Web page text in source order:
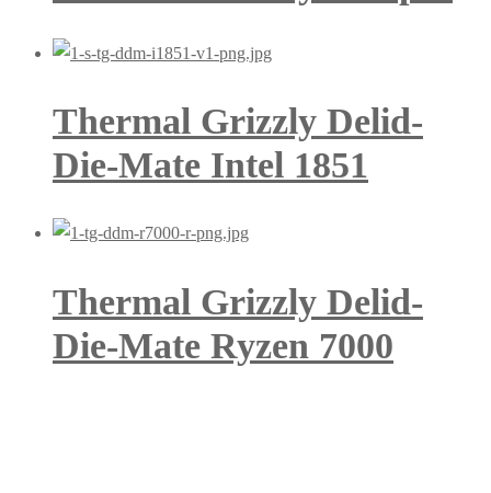
Thermal Grizzly Delid-
Die-Mate Intel 1851
Thermal Grizzly Delid-
Die-Mate Ryzen 7000